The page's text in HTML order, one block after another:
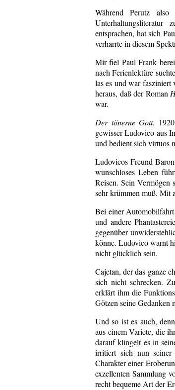
Während Perutz
Unterhaltungsliteratur
entsprachen, hat sich
verharrte in diesem
Mir fiel Paul Frank
nach Ferienlektüre
las es und war fasziniert
heraus, daß der Roman
war.
Der tönerne Gott,
gewisser Ludovico aus
und bedient sich virtuos
Ludovicos Freund
wunschloses Leben
Reisen. Sein Vermögen
sehr krümmen muß. Mit
Bei einer
und andere
gegenüber
könne. Ludovico warnt
nicht glücklich sein.
Cajetan, der das ganze
sich nicht schrecken.
erklärt ihm die
Götzen seine Gedanken
Und so ist es auch,
aus einem Variete, die
darauf klingelt es in
irritiert sich nun seiner
Charakter einer
exzellenten Sammlung
recht bequeme Art der